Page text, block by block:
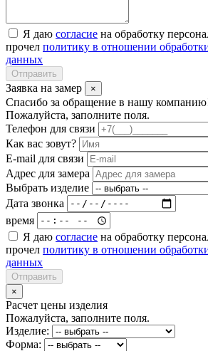
Я даю согласие на обработку
прочел политику в отношении
данных
Отправить
Заявка на замер ×
Спасибо за обращение в нашу
Пожалуйста, заполните поля.
Телефон для связи
Как вас зовут?
E-mail для связи
Адрес для замера
Выбрать изделие
Дата звонка
время
Я даю согласие на обработку
прочел политику в отношении
данных
Отправить
×
Расчет цены изделия
Пожалуйста, заполните поля.
Изделие:
Форма: